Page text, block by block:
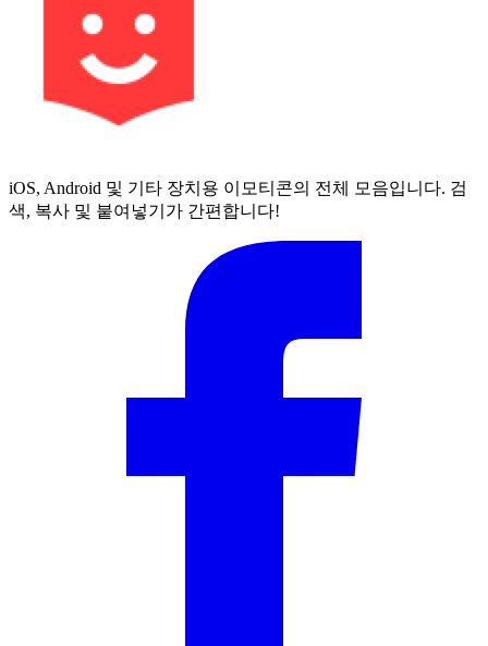
iOS, Android 및 기타 장치용 이모티콘의 전체 모음입니다. 검
색, 복사 및 붙여넣기가 간편합니다!